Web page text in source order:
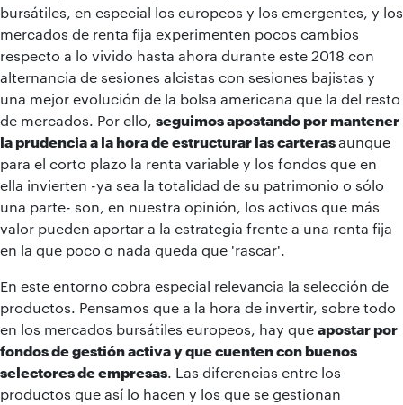
bursátiles, en especial los europeos y los emergentes, y los
mercados de renta fija experimenten pocos cambios
respecto a lo vivido hasta ahora durante este 2018 con
alternancia de sesiones alcistas con sesiones bajistas y
una mejor evolución de la bolsa americana que la del resto
de mercados. Por ello, seguimos apostando por mantener
la prudencia a la hora de estructurar las carterasaunque
para el corto plazo la renta variable y los fondos que en
ella invierten -ya sea la totalidad de su patrimonio o sólo
una parte- son, en nuestra opinión, los activos que más
valor pueden aportar a la estrategia frente a una renta fija
en la que poco o nada queda que 'rascar'.
En este entorno cobra especial relevancia la selección de
productos. Pensamos que a la hora de invertir, sobre todo
en los mercados bursátiles europeos, hay que apostar por
fondos de gestión activa y que cuenten con buenos
selectores de empresas . Las diferencias entre los
productos que así lo hacen y los que se gestionan